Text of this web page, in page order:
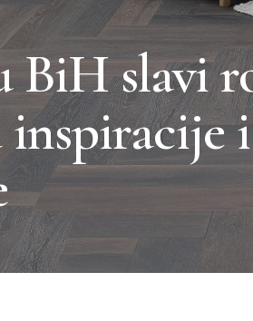
BiH slavi